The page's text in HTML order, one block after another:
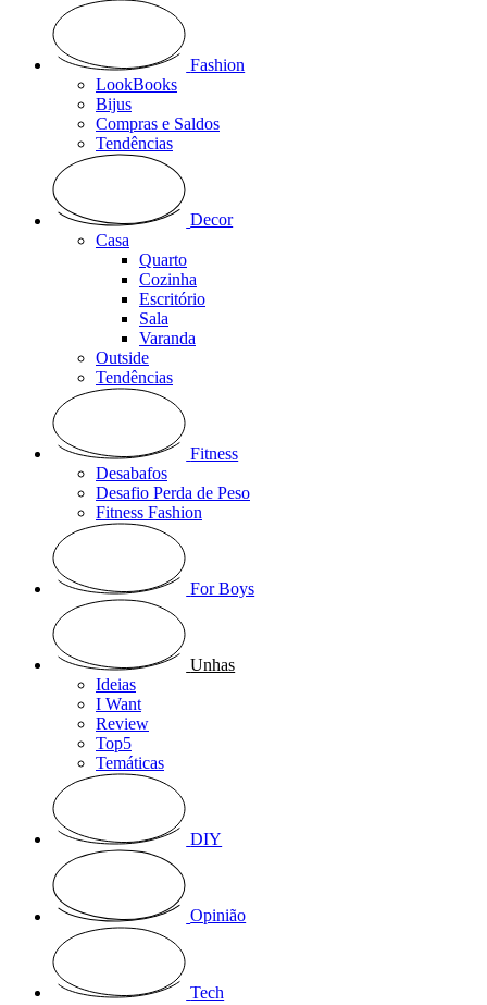
Fashion
LookBooks
Bijus
Compras e Saldos
Tendências
Decor
Casa
Quarto
Cozinha
Escritório
Sala
Varanda
Outside
Tendências
Fitness
Desabafos
Desafio Perda de Peso
Fitness Fashion
For Boys
Unhas
Ideias
I Want
Review
Top5
Temáticas
DIY
Opinião
Tech